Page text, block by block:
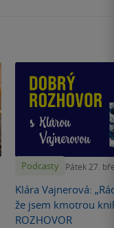
Podcasty Pátek 27.
Klára Vajnerová:
že jsem kmotrou
ROZHOVOR